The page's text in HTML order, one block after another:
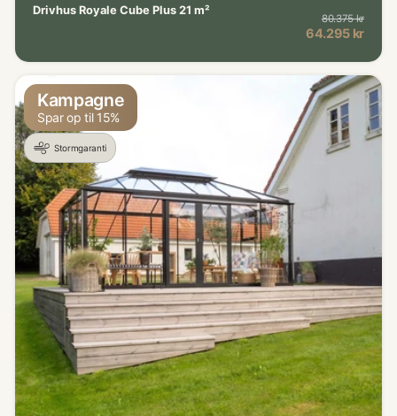
Drivhus Royale Cube Plus 21 m²
80.375 kr
Kampagnepris
64.295 kr
Kampagne
Spar op til 15%
Stormgaranti